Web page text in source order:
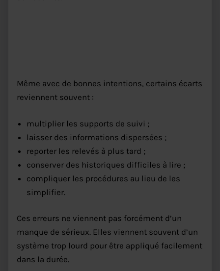
Même avec de bonnes intentions, certains écarts
reviennent souvent :
multiplier les supports de suivi ;
laisser des informations dispersées ;
reporter les relevés à plus tard ;
conserver des historiques difficiles à lire ;
compliquer les procédures au lieu de les
simplifier.
Ces erreurs ne viennent pas forcément d’un
manque de sérieux. Elles viennent souvent d’un
système trop lourd pour être appliqué facilement
dans la durée.